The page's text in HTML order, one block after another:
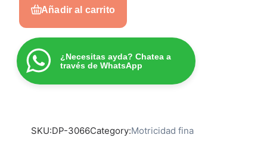
Añadir al carrito
¿Necesitas ayda? Chatea a
través de WhatsApp
SKU:DP-3066Category:Motricidad fina